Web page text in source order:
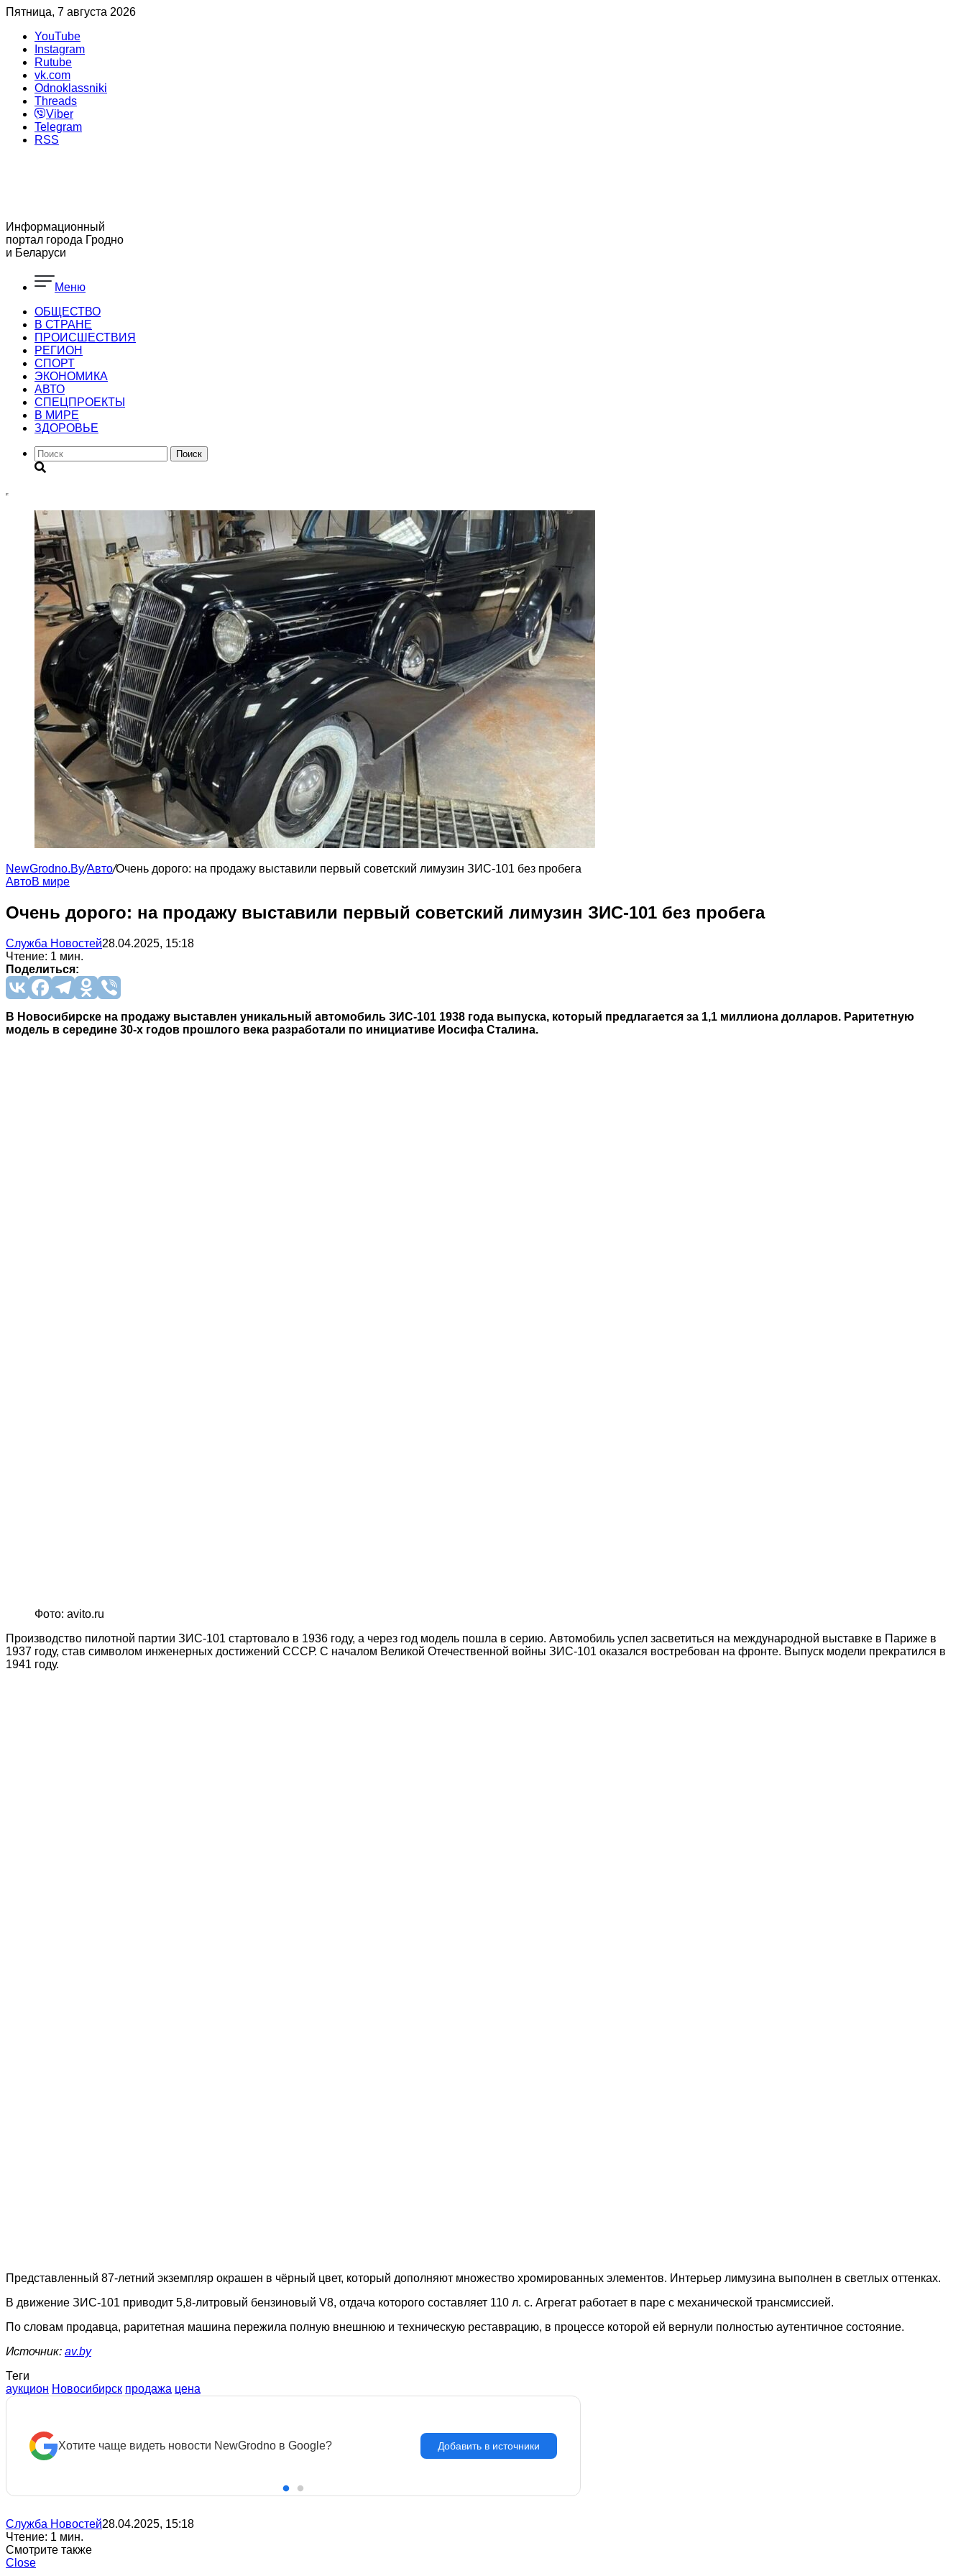
Пятница, 7 августа 2026
YouTube
Instagram
Rutube
vk.com
Odnoklassniki
Threads
Viber
Telegram
RSS
Информационный
портал города Гродно
и Беларуси
Меню
ОБЩЕСТВО
В СТРАНЕ
ПРОИСШЕСТВИЯ
РЕГИОН
CПОРТ
ЭКОНОМИКА
АВТО
СПЕЦПРОЕКТЫ
В МИРЕ
ЗДОРОВЬЕ
Поиск
NewGrodno.By/Авто/Очень дорого: на продажу выставили первый советский лимузин ЗИС-101 без пробега
АвтоВ мире
Очень дорого: на продажу выставили первый советский лимузин ЗИС-101 без пробега
Служба Новостей28.04.2025, 15:18
Чтение: 1 мин.
Поделиться:
В Новосибирске на продажу выставлен уникальный автомобиль ЗИС-101 1938 года выпуска, который предлагается за 1,1 миллиона долларов. Раритетную
модель в середине 30-х годов прошлого века разработали по инициативе Иосифа Сталина.
Фото: avito.ru
Производство пилотной партии ЗИС-101 стартовало в 1936 году, а через год модель пошла в серию. Автомобиль успел засветиться на международной выставке в Париже в
1937 году, став символом инженерных достижений СССР. С началом Великой Отечественной войны ЗИС-101 оказался востребован на фронте. Выпуск модели прекратился в
1941 году.
Представленный 87-летний экземпляр окрашен в чёрный цвет, который дополняют множество хромированных элементов. Интерьер лимузина выполнен в светлых оттенках.
В движение ЗИС-101 приводит 5,8-литровый бензиновый V8, отдача которого составляет 110 л. с. Агрегат работает в паре с механической трансмиссией.
По словам продавца, раритетная машина пережила полную внешнюю и техническую реставрацию, в процессе которой ей вернули полностью аутентичное состояние.
Источник: av.by
Теги
аукцион Новосибирск продажа цена
Хотите чаще видеть новости NewGrodno в Google? Добавить в источники
Служба Новостей28.04.2025, 15:18
Чтение: 1 мин.
Смотрите также
Close